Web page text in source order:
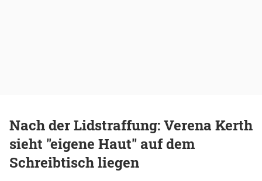
Nach der Lidstraffung: Verena Kerth
sieht "eigene Haut" auf dem
Schreibtisch liegen